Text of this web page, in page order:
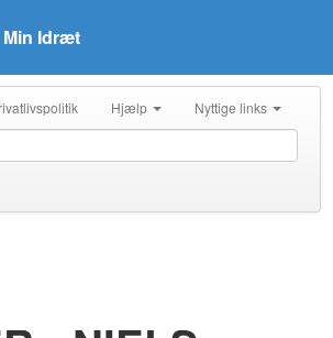
Min Idræt
Hjælp Nyttige links